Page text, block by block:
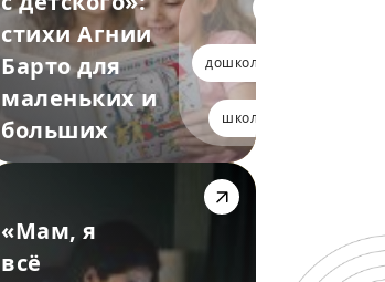
стихи Агнии
Барто для
маленьких и
больших
дошкольники
школьники
«Мам, я
всё